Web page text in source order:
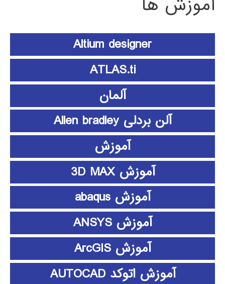
آموزش ها
Altium designer
ATLAS.ti
آلمان
آلن بردلی Allen bradley
آموزش
آموزش 3D MAX
آموزش abaqus
آموزش ANSYS
آموزش ArcGIS
آموزش اتوکد AUTOCAD